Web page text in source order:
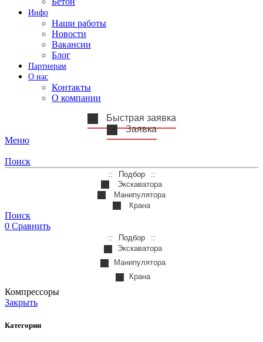
Инфо
Наши работы
Новости
Вакансии
Блог
Партнерам
О нас
Контакты
О компании
Быстрая заявка
Заявка
Меню
Поиск
Подбор
Экскаватора
Манипулятора
Крана
Поиск
0 Сравнить
Подбор
Экскаватора
Манипулятора
Крана
Компрессоры
Закрыть
Категории